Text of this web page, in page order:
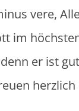
vere,
er ist gut